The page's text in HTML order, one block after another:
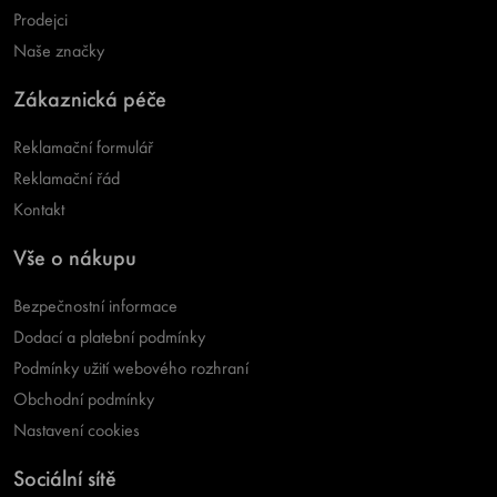
Prodejci
Naše značky
Zákaznická péče
Reklamační formulář
Reklamační řád
Kontakt
Vše o nákupu
Bezpečnostní informace
Dodací a platební podmínky
Podmínky užití webového rozhraní
Obchodní podmínky
Nastavení cookies
Sociální sítě